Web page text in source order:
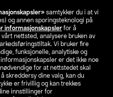
samtykker du i at vi
og annen sporingsteknologi på
informasjonskapsler for å
nettsted, analysere bruken av
Vi bruker fire
funksjonelle, analytiske og
er det ikke noe
for at nettstedet skal
skreddersy dine valg, kan du
er frivillig og kan trekkes
innstillinger for
butikk
FI